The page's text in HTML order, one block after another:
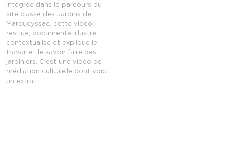
Intégrée dans le parcours du
site classé des Jardins de
Marqueyssac, cette vidéo
resitue, documente, illustre,
contextualise et explique le
travail et le savoir faire des
jardiniers. C'est une vidéo de
médiation culturelle dont voici
un extrait.